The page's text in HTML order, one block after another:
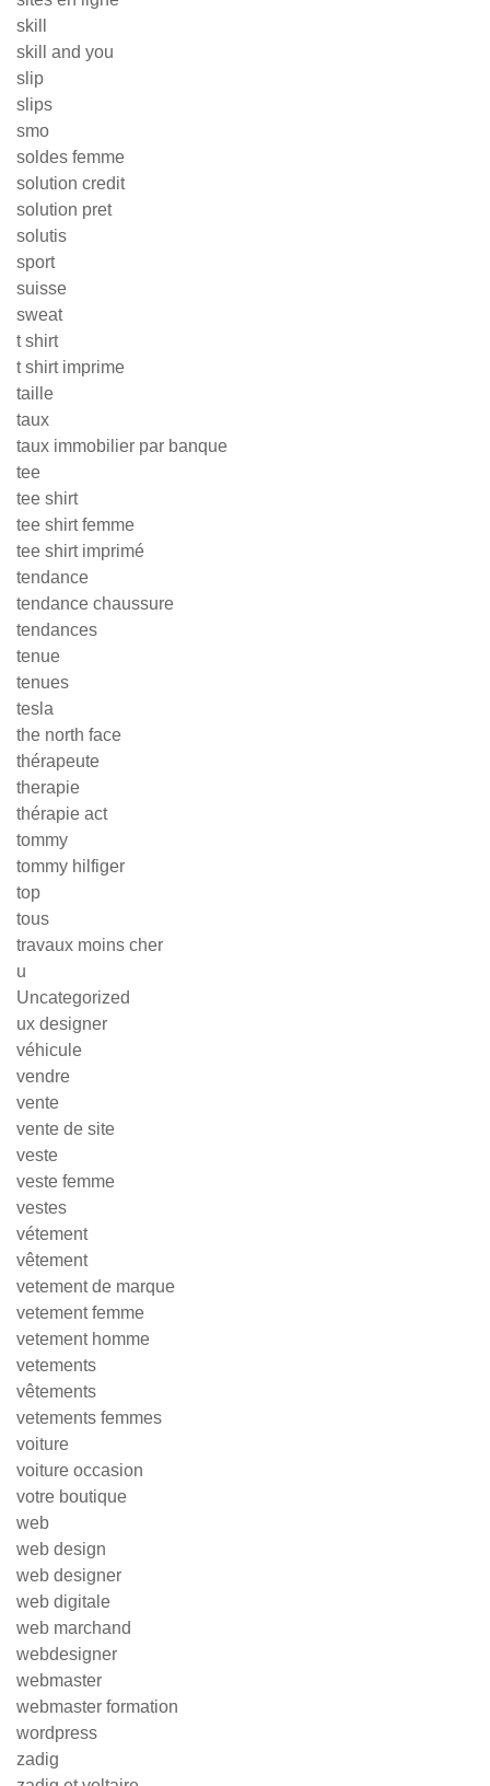
skill
skill and you
slip
slips
smo
soldes femme
solution credit
solution pret
solutis
sport
suisse
sweat
t shirt
t shirt imprime
taille
taux
taux immobilier par banque
tee
tee shirt
tee shirt femme
tee shirt imprimé
tendance
tendance chaussure
tendances
tenue
tenues
tesla
the north face
thérapeute
therapie
thérapie act
tommy
tommy hilfiger
top
tous
travaux moins cher
u
Uncategorized
ux designer
véhicule
vendre
vente
vente de site
veste
veste femme
vestes
vétement
vêtement
vetement de marque
vetement femme
vetement homme
vetements
vêtements
vetements femmes
voiture
voiture occasion
votre boutique
web
web design
web designer
web digitale
web marchand
webdesigner
webmaster
webmaster formation
wordpress
zadig